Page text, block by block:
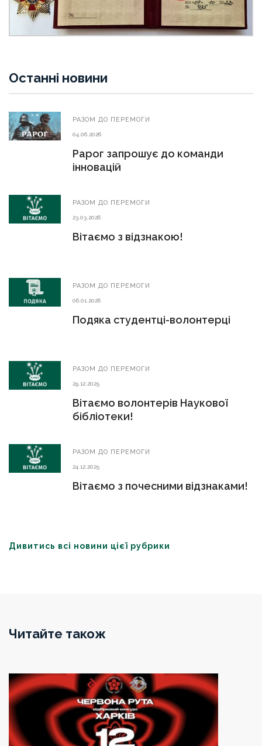
Останні новини
РАЗОМ ДО ПЕРЕМОГИ
04.06.2026
Рарог запрошує до команди
інновацій
РАЗОМ ДО ПЕРЕМОГИ
23.03.2026
Вітаємо з відзнакою!
РАЗОМ ДО ПЕРЕМОГИ
06.01.2026
Подяка студентці-волонтерці
РАЗОМ ДО ПЕРЕМОГИ
29.12.2025
Вітаємо волонтерів Наукової
бібліотеки!
РАЗОМ ДО ПЕРЕМОГИ
24.12.2025
Вітаємо з почесними відзнаками!
Дивитись всі новини цієї рубрики
Читайте також